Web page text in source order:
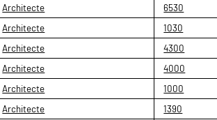
Architecte
6530
Architecte
1030
Architecte
4300
Architecte
4000
Architecte
1000
Architecte 1390